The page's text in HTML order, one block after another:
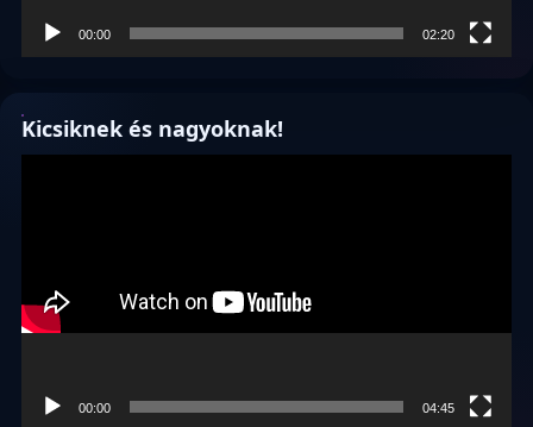
00:00 02:20
Kicsiknek és nagyoknak!
00:00 04:45